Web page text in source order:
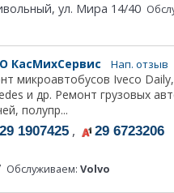
ул. Мира 14/40
КасМихСервис Нап. отзыв
микроавтобусов Iveco
и др. Ремонт грузовых
полупр...
29 1907425 , 29 6723206
Обслуживаем: Volvo